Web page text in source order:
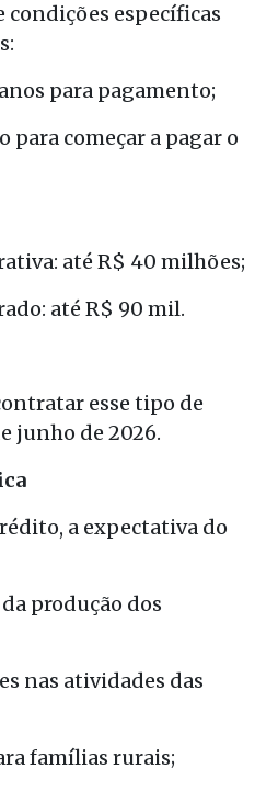
condições específicas
para pagamento;
para começar a pagar o
até R$ 40 milhões;
até R$ 90 mil.
esse tipo de
junho de 2026.
a expectativa do
produção dos
nas atividades das
famílias rurais;